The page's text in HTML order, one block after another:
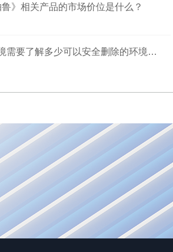
鲁》相关产品的市场价位是什么？
anaconda 删除环境需要了解多少可以安全删除的环境类型